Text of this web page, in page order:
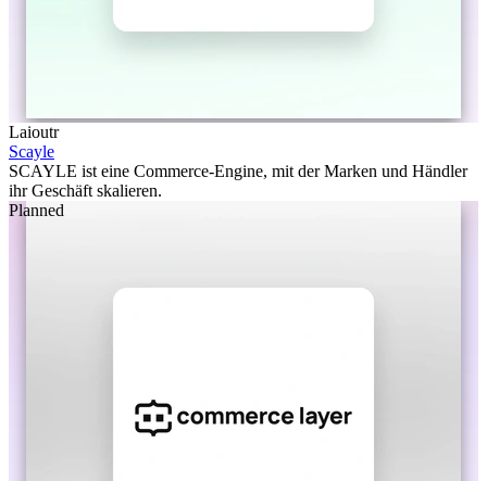
Laioutr
Scayle
SCAYLE ist eine Commerce-Engine, mit der Marken und Händler
ihr Geschäft skalieren.
Planned